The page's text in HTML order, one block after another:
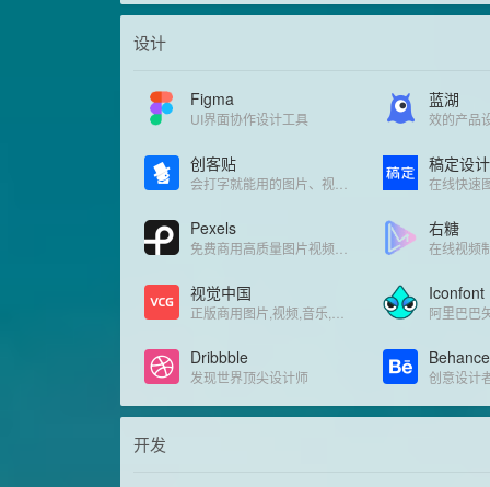
设计
Figma
UI界面协作设计工具
蓝湖
效的产品
创客贴 稿定设计
Pexels 右糖
视觉中国 Iconfont
阿里巴巴
Dribbble
发现世界顶尖设计师
Behance
创意设计
开发